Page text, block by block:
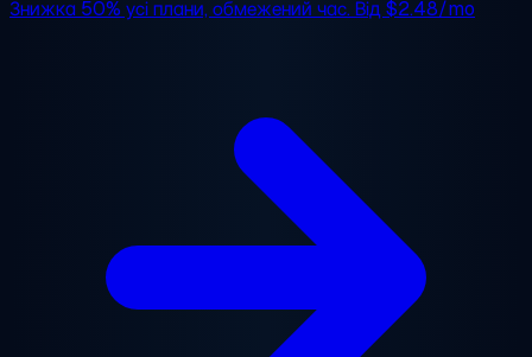
Знижка 50% усі плани, обмежений час. Від$2.48/mo